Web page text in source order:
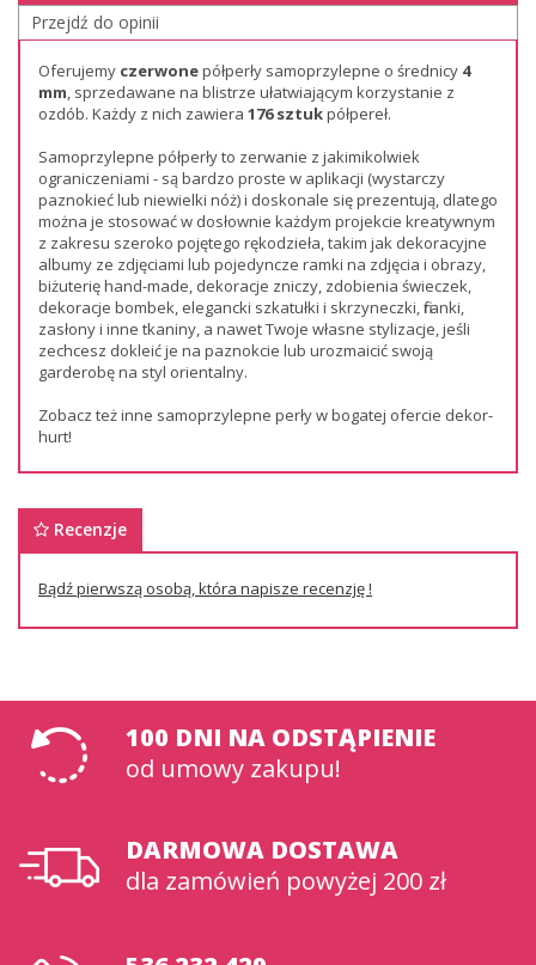
Przejdź do opinii
Oferujemy czerwonepółperły samoprzylepne o średnicy 4
mm, sprzedawane na blistrze ułatwiającym korzystanie z
ozdób. Każdy z nich zawiera 176 sztukpółpereł.
Samoprzylepne półperły to zerwanie z jakimikolwiek
ograniczeniami - są bardzo proste w aplikacji (wystarczy
paznokieć lub niewielki nóż) i doskonale się prezentują, dlatego
można je stosować w dosłownie każdym projekcie kreatywnym
z zakresu szeroko pojętego rękodzieła, takim jak dekoracyjne
albumy ze zdjęciami lub pojedyncze ramki na zdjęcia i obrazy,
biżuterię hand-made, dekoracje zniczy, zdobienia świeczek,
dekoracje bombek, elegancki szkatułki i skrzyneczki, firanki,
zasłony i inne tkaniny, a nawet Twoje własne stylizacje, jeśli
zechcesz dokleić je na paznokcie lub urozmaicić swoją
garderobę na styl orientalny.
Zobacz też inne samoprzylepne perły w bogatej ofercie dekor-
hurt!
Recenzje
Bądź pierwszą osobą, która napisze recenzję !
100 DNI na odstąpienie
od umowy zakupu!
DARMOWA DOSTAWA
dla zamówień powyżej 200 zł